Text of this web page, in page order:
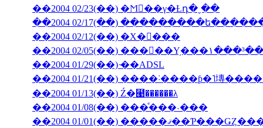
��2004 02/23(��) �Ϻ��γ�Ƚդ�ˬ��
��2004 02/17(��)
��2004 02/12(��) �Х�󥿥���
��2004 02/05(��) ���󥳥��Υ֥���١���³��
��2004 01/29(��) ̴��ADSL
��2004 01/13(��) Ź�⹩��̵����λ
��2004 01/08(��) ���ͤ���˴���